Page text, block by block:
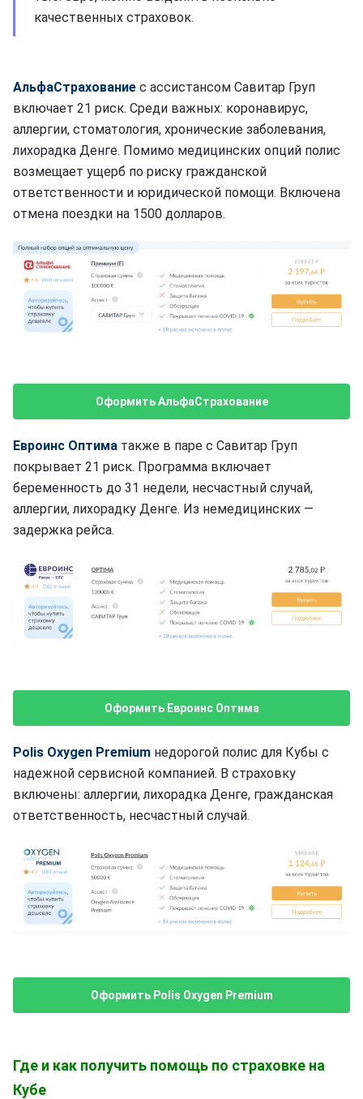
качественных страховок.
АльфаСтрахование с ассистансом Савитар Груп
включает 21 риск. Среди важных: коронавирус,
аллергии, стоматология, хронические заболевания,
лихорадка Денге. Помимо медицинских опций полис
возмещает ущерб по риску гражданской
ответственности и юридической помощи. Включена
отмена поездки на 1500 долларов.
Оформить АльфаСтрахование
Евроинс Оптима также в паре с Савитар Груп
покрывает 21 риск. Программа включает
беременность до 31 недели, несчастный случай,
аллергии, лихорадку Денге. Из немедицинских —
задержка рейса.
Оформить Евроинс Оптима
Polis Oxygen Premium недорогой полис для Кубы с
надежной сервисной компанией. В страховку
включены: аллергии, лихорадка Денге, гражданская
ответственность, несчастный случай.
Оформить Polis Oxygen Premium
Где и как получить помощь по страховке на
Кубе